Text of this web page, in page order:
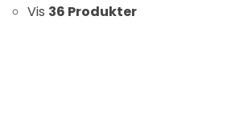
Vis 36 Produkter